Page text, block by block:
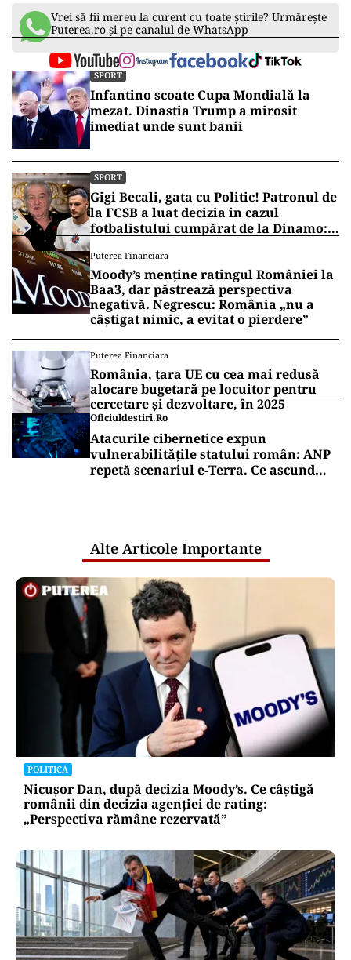
Vrei să fii mereu la curent cu toate știrile? Urmărește
Puterea.ro și pe canalul de WhatsApp
SPORT
Infantino scoate Cupa Mondială la
mezat. Dinastia Trump a mirosit
imediat unde sunt banii
SPORT
Gigi Becali, gata cu Politic! Patronul de
la FCSB a luat decizia în cazul
fotbalistului cumpărat de la Dinamo:
Puterea Financiara
Moody’s menține ratingul României la
Baa3, dar păstrează perspectiva
negativă. Negrescu: România „nu a
câștigat nimic, a evitat o pierdere”
Puterea Financiara
România, țara UE cu cea mai redusă
alocare bugetară pe locuitor pentru
cercetare și dezvoltare, în 2025
Oficiuldestiri.ro
Atacurile cibernetice expun
vulnerabilitățile statului român: ANP
repetă scenariul e‑Terra. Ce ascund
Alte Articole Importante
POLITICĂ
Nicușor Dan, după decizia Moody’s. Ce câștigă
românii din decizia agenției de rating:
„Perspectiva rămâne rezervată”